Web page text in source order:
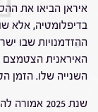
איראן הביאו את
בדיפלומטיה, אלא
ההזדמנויות שבו
האיראנית
השנייה שלו. הזמן
שנת 2025